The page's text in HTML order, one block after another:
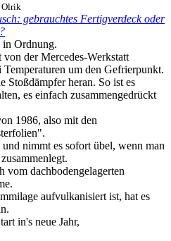
Olrik
gebrauchtes Fertigverdeck oder
in Ordnung.
der Mercedes-Werkstatt
um den Gefrierpunkt.
Stoßdämpfer heran. So ist es
es einfach zusammengedrückt
1986, also mit den
nimmt es sofort übel, wenn man
vom dachbodengelagerten
aufvulkanisiert ist, hat es
in's neue Jahr,